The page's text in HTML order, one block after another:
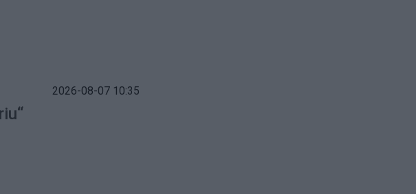
2026-08-07 10:35